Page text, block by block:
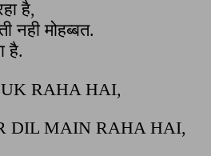
है,
नही मोहब्बत.
है.
RAHA HAI,
DIL MAIN RAHA HAI,